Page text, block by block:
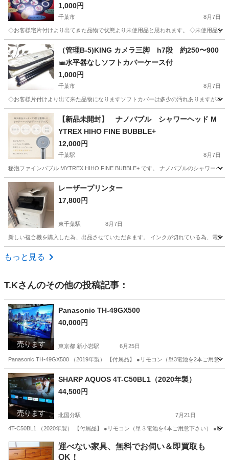
1,000円
千葉市 8月7日
◇お客様宅片付けより出てきた品物で状態より未使用品と思われます。 ◇未使用品と
千葉 千葉市 キッチン家電 千葉 千葉市 土気駅
キッチン家電 ゲーム
（管理B-5)KING カメラ三脚 h7段 約250〜900
㎜水平器なしソフトカバーケース付
1,000円
千葉市 8月7日
◇お客様片付けより出て来た品物になりますソフトカバーは多少の汚れありますが本
千葉 千葉市 カメラ 千葉 千葉市
ケース
【新品未開封】 ナノバブル シャワーヘッド M
YTREX HIHO FINE BUBBLE+
12,000円
千葉駅 8月7日
秘泡ファインバブル MYTREX HIHO FINE BUBBLE+ です。 ナノバブルのシャワーヘ
千葉 千葉市 千葉駅 美容家電
レーザープリンター
17,800円
東千葉駅 8月7日
新しい複合機を購入した為、出品させていただきます。 インクが切れている為、電気
千葉 千葉市
もっと見る
T.Kさんのその他の投稿記事：
売ります
Panasonic TH-49GX500
40,000円
東京都 新小岩駅 6月25日
Panasonic TH-49GX500 （2019年製） 【付属品】 ●リモコン（単3電池を2本ご用意
東京 葛飾区 Panasonic
売ります
SHARP AQUOS 4T-C50BL1（2020年製）
44,500円
北国分駅 7月21日
4T-C50BL1 （2020年製） 【付属品】 ●リモコン（単３電池を4本ご用意下さい） ●
千葉 市川市 北国分駅 テレビ SHARP
運べない家具、無料でお伺い＆即買取も
OK！